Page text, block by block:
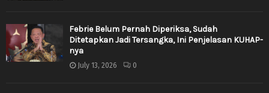
Febrie Belum Pernah Diperiksa, Sudah
Ditetapkan Jadi Tersangka, Ini Penjelasan KUHAP-
nya
July 13, 2026 0